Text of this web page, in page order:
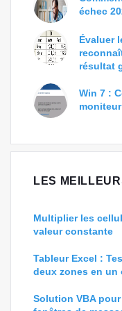
échec
Évaluer
résultat
Win 7 :
LES
Multiplier les
valeur constante
Tableur Excel :
deux zones en
Solution VBA